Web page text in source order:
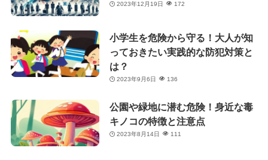
2023年12月19日 172
小学生を危険から守る！大人が知
っておきたい実践的な防犯対策と
は？
2023年9月6日 136
公園や緑地に潜む危険！身近な毒
キノコの特徴と注意点
2023年8月14日 111